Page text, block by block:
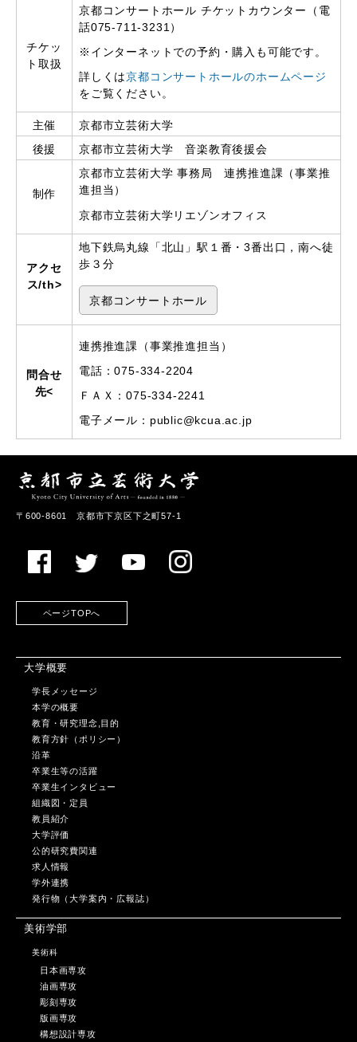
チケッ
ト取扱
京都コンサートホール チケットカウンター（電
話075-711-3231）
※インターネットでの予約・購入も可能です。
詳しくは京都コンサートホールのホームページ
をご覧ください。
主催
京都市立芸術大学
後援
京都市立芸術大学 音楽教育後援会
制作
京都市立芸術大学 事務局連携推進課（事業推
進担当）
京都市立芸術大学リエゾンオフィス
アクセ
ス/th>
地下鉄烏丸線「北山」駅１番・3番出口，南へ徒
歩３分
京都コンサートホール
問合せ
先<
連携推進課（事業推進担当）
電話：075-334-2204
ＦＡＸ：075-334-2241
電子メール：public@kcua.ac.jp
〒600-8601 京都市下京区下之町57-1
ページTOPへ
大学概要
学長メッセージ
本学の概要
教育・研究理念,目的
教育方針（ポリシー）
沿革
卒業生等の活躍
卒業生インタビュー
組織図・定員
教員紹介
大学評価
公的研究費関連
求人情報
学外連携
発行物（大学案内・広報誌）
美術学部
美術科
日本画専攻
油画専攻
彫刻専攻
版画専攻
構想設計専攻